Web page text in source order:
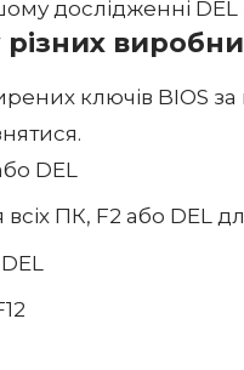
дослідженні
різних
ключів BIOS за
DEL
ПК, F2 або DEL